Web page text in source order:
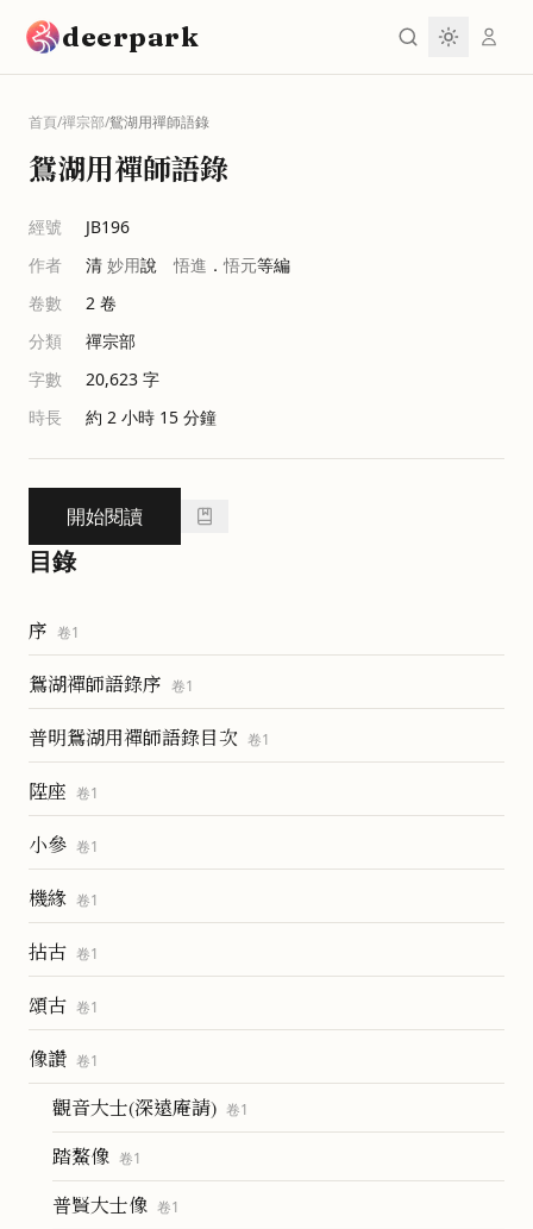
deerpark
首頁/禪宗部/鴛湖用禪師語錄
鴛湖用禪師語錄
經號
JB196
作者
清 妙用說悟進 ．悟元等編
卷數
2 卷
分類
禪宗部
字數
20,623 字
時長
約 2 小時 15 分鐘
開始閱讀
目錄
序 卷1
鴛湖禪師語錄序 卷1
普明鴛湖用禪師語錄目次 卷1
陞座 卷1
小參 卷1
機緣 卷1
拈古 卷1
頌古 卷1
像讚 卷1
觀音大士(深遠庵請) 卷1
踏鰲像 卷1
普賢大士像 卷1